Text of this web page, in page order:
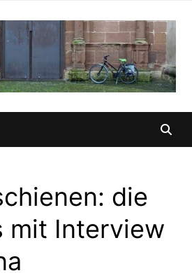
die
mit Interview